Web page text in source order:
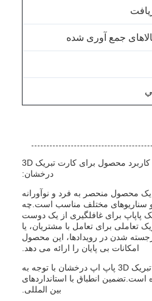
جمع آوری شده
موارد و سناریوهای کاربرد محصول برای کارت تبریک 3D
درخشان:
کارت تبریک 3D Pop Up یک محصول منحصر به فرد و نوآورانه
سناریوهای مختلف مناسب است.چه
پاپاپ برای غافلگیری از یک دوست
تعاملی برای تعامل با مشتریان، یا
شدن در رویدادها، این محصول
امکانات بی پایان را ارائه می دهد.
با منشا در چین، کارت تبریک 3D پاپ اپ درخشان با توجه به
انطباق با استانداردهای
بین المللی.